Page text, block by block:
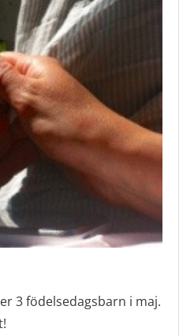
3 födelsedagsbarn i maj.